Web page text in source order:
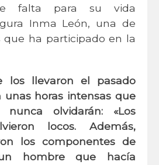
falta para su vida
Inma León, una de
que ha participado en la
los llevaron el pasado
unas horas intensas que
nunca olvidarán: «Los
locos. Además,
los componentes de
hombre que hacía